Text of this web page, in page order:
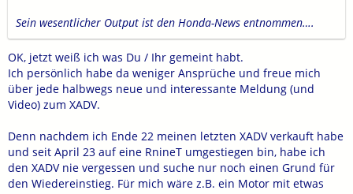
Sein wesentlicher Output ist den Honda-News entnommen….
OK, jetzt weiß ich was Du / Ihr gemeint habt.
Ich persönlich habe da weniger Ansprüche und freue mich
über jede halbwegs neue und interessante Meldung (und
Video) zum XADV.
Denn nachdem ich Ende 22 meinen letzten XADV verkauft habe
und seit April 23 auf eine RnineT umgestiegen bin, habe ich
den XADV nie vergessen und suche nur noch einen Grund für
den Wiedereinstieg. Für mich wäre z.B. ein Motor mit etwas